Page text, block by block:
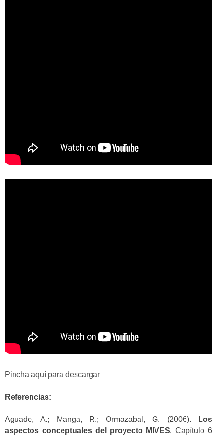
Pincha aquí para descargar
Referencias:
Aguado, A.; Manga, R.; Ormazabal, G. (2006).
Los
aspectos conceptuales del proyecto MIVES. Capítulo 6